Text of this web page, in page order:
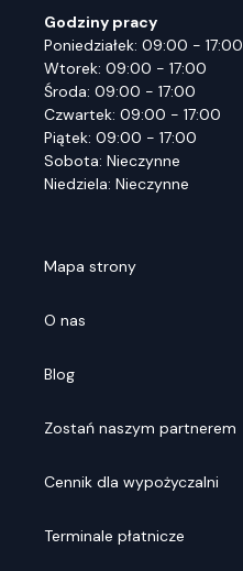
Godziny pracy
Poniedziałek: 09:00 - 17:00
Wtorek: 09:00 - 17:00
Środa: 09:00 - 17:00
Czwartek: 09:00 - 17:00
Piątek: 09:00 - 17:00
Sobota: Nieczynne
Niedziela: Nieczynne
Mapa strony
O nas
Blog
Zostań naszym partnerem
Cennik dla wypożyczalni
Terminale płatnicze